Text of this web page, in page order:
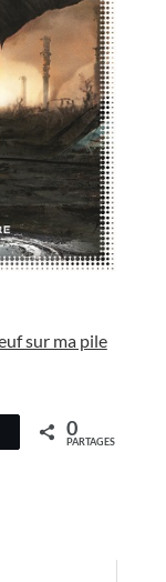
sur ma pile
0
PARTAGES